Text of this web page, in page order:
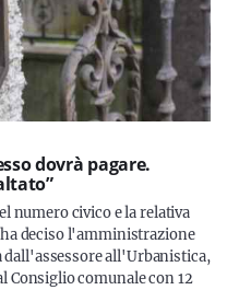
dovrà pagare.
numero civico e la relativa
deciso l'amministrazione
dall'assessore all'Urbanistica,
Consiglio comunale con 12